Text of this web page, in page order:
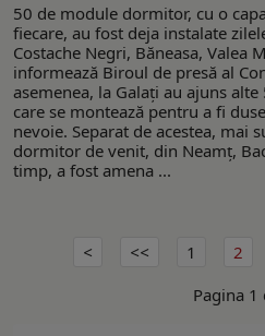
50 de module dormitor, cu o
fiecare, au fost deja instalate
Costache Negri, Băneasa, Valea
informează Biroul de presă al
asemenea, la Galați au ajuns
care se montează pentru a fi
nevoie. Separat de acestea, mai
dormitor de venit, din Neamț,
timp, a fost amena ...
1 2
Pagina 1